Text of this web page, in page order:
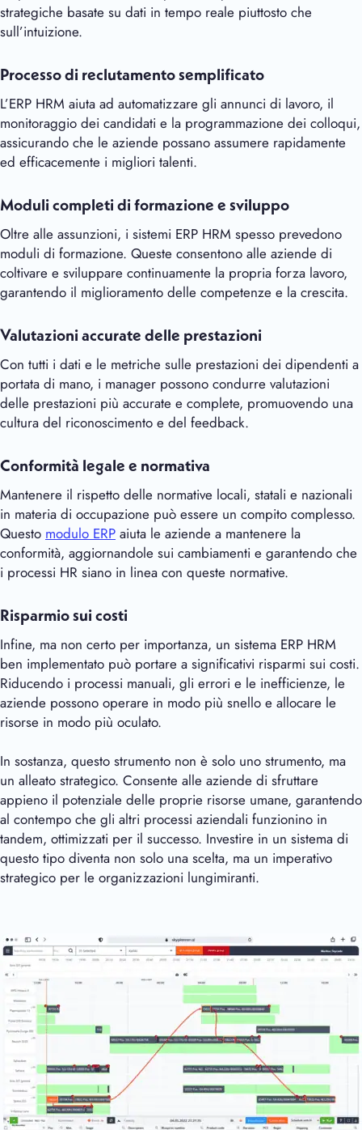
strategiche basate su dati in tempo reale piuttosto che
sull’intuizione.
Processo di reclutamento semplificato
L’ERP HRM aiuta ad automatizzare gli annunci di lavoro, il
monitoraggio dei candidati e la programmazione dei colloqui,
assicurando che le aziende possano assumere rapidamente
ed efficacemente i migliori talenti.
Moduli completi di formazione e sviluppo
Oltre alle assunzioni, i sistemi ERP HRM spesso prevedono
moduli di formazione. Queste consentono alle aziende di
coltivare e sviluppare continuamente la propria forza lavoro,
garantendo il miglioramento delle competenze e la crescita.
Valutazioni accurate delle prestazioni
Con tutti i dati e le metriche sulle prestazioni dei dipendenti a
portata di mano, i manager possono condurre valutazioni
delle prestazioni più accurate e complete, promuovendo una
cultura del riconoscimento e del feedback.
Conformità legale e normativa
Mantenere il rispetto delle normative locali, statali e nazionali
in materia di occupazione può essere un compito complesso.
Questo modulo ERP aiuta le aziende a mantenere la
conformità, aggiornandole sui cambiamenti e garantendo che
i processi HR siano in linea con queste normative.
Risparmio sui costi
Infine, ma non certo per importanza, un sistema ERP HRM
ben implementato può portare a significativi risparmi sui costi.
Riducendo i processi manuali, gli errori e le inefficienze, le
aziende possono operare in modo più snello e allocare le
risorse in modo più oculato.
In sostanza, questo strumento non è solo uno strumento, ma
un alleato strategico. Consente alle aziende di sfruttare
appieno il potenziale delle proprie risorse umane, garantendo
al contempo che gli altri processi aziendali funzionino in
tandem, ottimizzati per il successo. Investire in un sistema di
questo tipo diventa non solo una scelta, ma un imperativo
strategico per le organizzazioni lungimiranti.